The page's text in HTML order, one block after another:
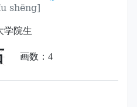
shēng]
学院生
画数： 4